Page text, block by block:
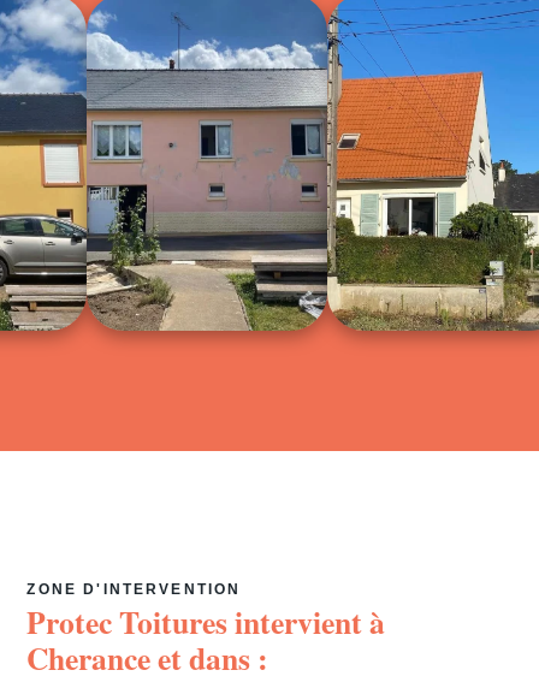
ZONE D'INTERVENTION
Protec Toitures intervient à
Cheranceet dans :